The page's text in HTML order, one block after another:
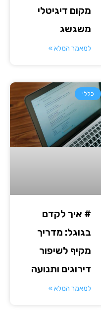
מקום דיגיטלי
משגשג
למאמר המלא »
כללי
# איך לקדם
בגוגל: מדריך
מקיף לשיפור
דירוגים ותנועה
למאמר המלא »